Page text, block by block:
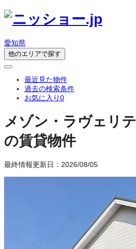
愛知県
他のエリアで探す
最近見た物件
過去の検索条件
お気に入り0
メゾン・ラヴェリテ
の賃貸物件
最終情報更新日：2026/08/05